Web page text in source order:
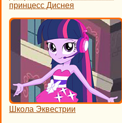
принцесс Диснея
Школа Эквестрии